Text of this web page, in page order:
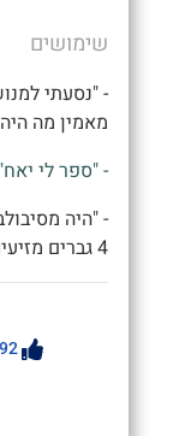
שימושים
מאמין מה
- "ספר לי יאח"
- "היה
4 גברים מזיעים"